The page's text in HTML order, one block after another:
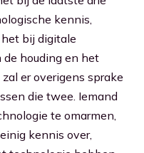
kennis,
bij digitale
de houding en het
er overigens sprake
die twee. Iemand
te omarmen,
kennis over,